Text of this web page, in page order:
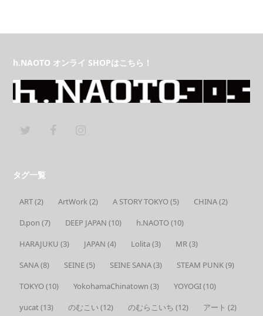
h.NAOTO オンライ SHOPはこちら！
タグ一覧
ART(2) ArtWork(2) A STORY TOKYO(5) CHINA(2)
D.pon (7) DEEP JAPAN (10) h.NAOTO(10)
HARAJUKU (3) JAPAN (4) Lolita (3) MR(3)
SANA(8) SEINE(5) SEINE SANA(3) STEAM PUNK(9)
TOKYO(10) YokohamaChinatown (3) YOYOGI(10)
yucat(13) のむこい (12) のむらこいち (12) アート (2)